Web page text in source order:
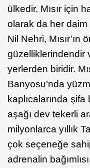
ülkedir. Mısır için
olarak da her
Nil Nehri, Mısır’ın
güzelliklerindendir
yerlerden biridir.
Banyosu’nda
kaplıcalarında
aşağı dev tekerli
milyonlarca yıllık
çok seçeneğe
adrenalin